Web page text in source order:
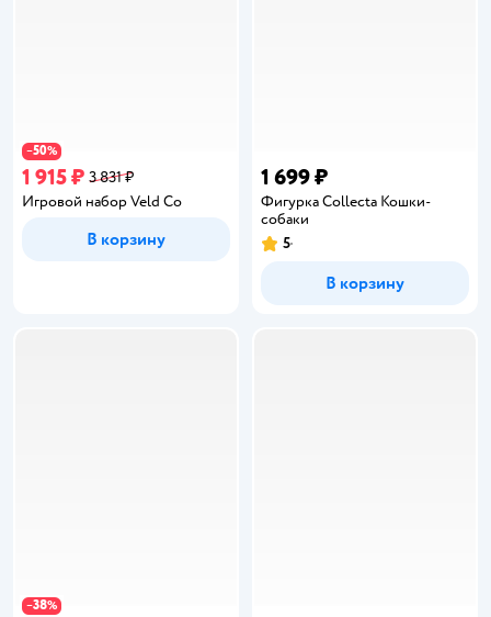
−50%
1 915 ₽ 3 831 ₽
Игровой набор Veld Co
В корзину
1 699 ₽
Фигурка Collecta Кошки-
собаки
Рейтинг:
5
В корзину
−38%